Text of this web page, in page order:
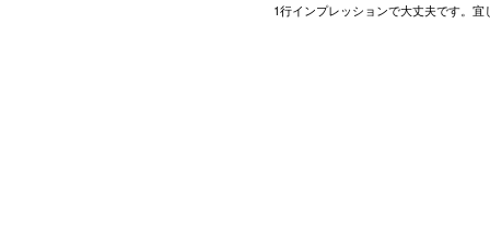
1行インプレッションで大丈夫です。